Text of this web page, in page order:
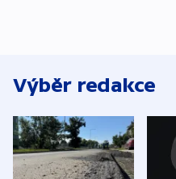
Výběr redakce